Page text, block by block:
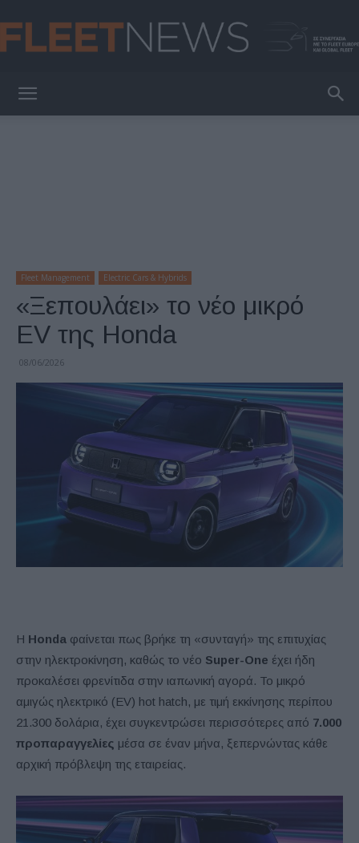
Fleet Management Electric Cars & Hybrids
«Ξεπουλάει» το νέο μικρό
EV της Honda
08/06/2026
Η Honda φαίνεται πως βρήκε τη «συνταγή» της επιτυχίας
στην ηλεκτροκίνηση, καθώς το νέο Super-One έχει ήδη
προκαλέσει φρενίτιδα στην ιαπωνική αγορά. Το μικρό
αμιγώς ηλεκτρικό (EV) hot hatch, με τιμή εκκίνησης περίπου
21.300 δολάρια, έχει συγκεντρώσει περισσότερες από 7.000
προπαραγγελίες μέσα σε έναν μήνα, ξεπερνώντας κάθε
αρχική πρόβλεψη της εταιρείας.